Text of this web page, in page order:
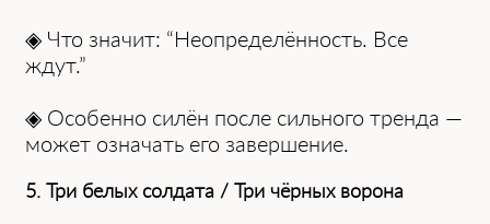
◈ Что значит: “Неопределённость. Все
ждут.”
◈ Особенно силён после сильного тренда —
может означать его завершение.
5. Три белых солдата / Три чёрных ворона